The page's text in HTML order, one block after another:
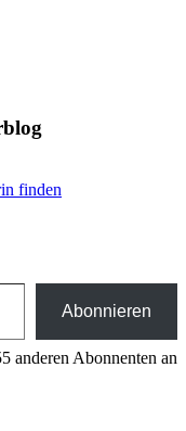
Abonnieren
anderen Abonnenten an